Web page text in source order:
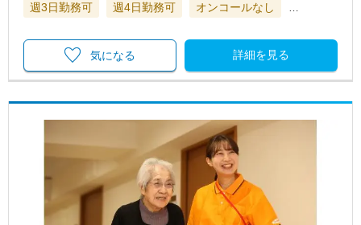
週3日勤務可
週4日勤務可 オンコールなし …
詳細を見る
気になる